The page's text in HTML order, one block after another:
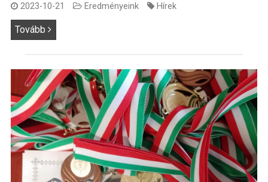
2023-10-21 Eredményeink Hírek
Tovább